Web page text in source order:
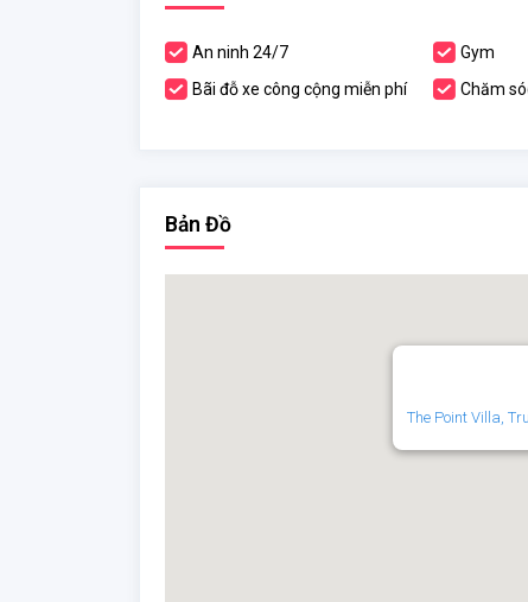
An ninh 24/7 Gym
Bãi đỗ xe công cộng miễn phí
Chăm
Bản Đồ
The Point Villa,